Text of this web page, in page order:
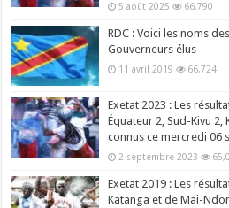
5 août 2025 66,790
RDC : Voici les noms
Gouverneurs élus
11 avril 2019 66,724
Exetat 2023 : Les
Équateur 2, Sud-Kivu 2,
connus ce mercredi 06
2 septembre 2023
Exetat 2019 : Les
Katanga et de Mai-